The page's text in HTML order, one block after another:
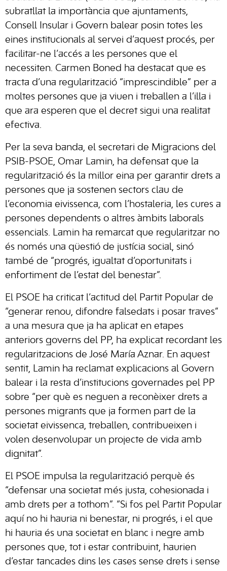
subratllat la importància que ajuntaments,
Consell Insular i Govern balear posin totes les
eines institucionals al servei d’aquest procés, per
facilitar-ne l’accés a les persones que el
necessiten. Carmen Boned ha destacat que es
tracta d’una regularització “imprescindible” per a
moltes persones que ja viuen i treballen a l’illa i
que ara esperen que el decret sigui una realitat
efectiva.
Per la seva banda, el secretari de Migracions del
PSIB-PSOE, Omar Lamin, ha defensat que la
regularització és la millor eina per garantir drets a
persones que ja sostenen sectors clau de
l’economia eivissenca, com l’hostaleria, les cures a
persones dependents o altres àmbits laborals
essencials. Lamin ha remarcat que regularitzar no
és només una qüestió de justícia social, sinó
també de “progrés, igualtat d’oportunitats i
enfortiment de l’estat del benestar”.
El PSOE ha criticat l’actitud del Partit Popular de
“generar renou, difondre falsedats i posar traves”
a una mesura que ja ha aplicat en etapes
anteriors governs del PP, ha explicat recordant les
regularitzacions de José María Aznar. En aquest
sentit, Lamin ha reclamat explicacions al Govern
balear i la resta d’institucions governades pel PP
sobre “per què es neguen a reconèixer drets a
persones migrants que ja formen part de la
societat eivissenca, treballen, contribueixen i
volen desenvolupar un projecte de vida amb
dignitat”.
El PSOE impulsa la regularització perquè és
“defensar una societat més justa, cohesionada i
amb drets per a tothom”. “Si fos pel Partit Popular
aquí no hi hauria ni benestar, ni progrés, i el que
hi hauria és una societat en blanc i negre amb
persones que, tot i estar contribuint, haurien
d’estar tancades dins les cases sense drets i sense